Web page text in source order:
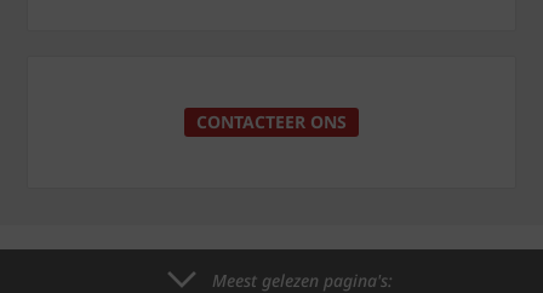
CONTACTEER ONS
Meest gelezen pagina's: